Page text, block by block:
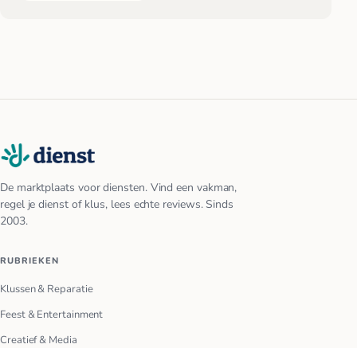
De marktplaats voor diensten. Vind een vakman,
regel je dienst of klus, lees echte reviews. Sinds
2003.
RUBRIEKEN
Klussen & Reparatie
Feest & Entertainment
Creatief & Media